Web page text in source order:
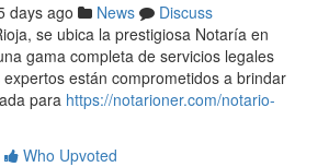
days ago News
Discuss
se ubica la prestigiosa Notaría en
gama completa de servicios legales
están comprometidos a brindar
para https://notarioner.com/notario-
Who Upvoted